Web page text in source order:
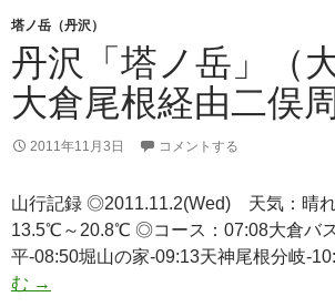
塔ノ岳（丹沢）
丹沢「塔ノ岳」（
大倉尾根経由二俣周
2011年11月3日 コメントする
山行記録 ◎2011.11.2(Wed) 天気：晴
13.5℃～20.8℃ ◎コース：07:08大倉バ
平-08:50堀山の家-09:13天神尾根分岐-
む 丹
→